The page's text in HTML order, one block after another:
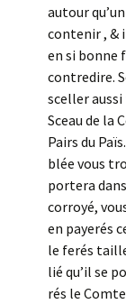
autour
contenir , &
en si bonne
contredire.
sceller
Sceau de la
Pairs du
blée vous
portera
corroyé,
en payerés
le ferés
lié qu’il se
rés le